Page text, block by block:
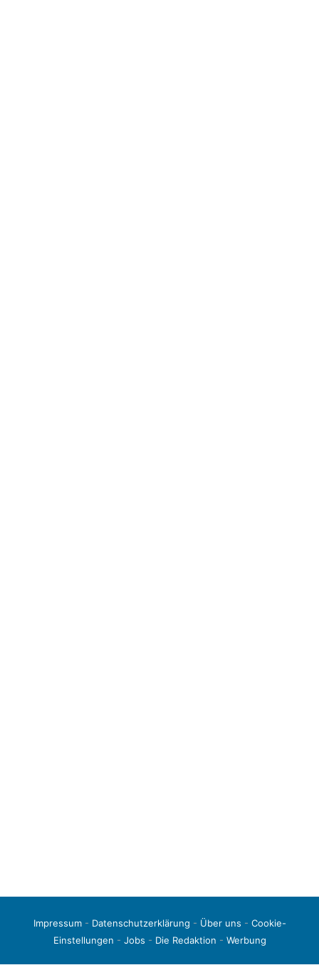
Impressum- Datenschutzerklärung - Über uns - Cookie-
Einstellungen - Jobs - Die Redaktion - Werbung